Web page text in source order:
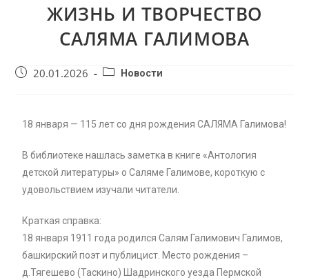
ЖИЗНЬ И ТВОРЧЕСТВО
САЛЯМА ГАЛИМОВА
20.01.2026 Новости
18 января — 115 лет со дня рождения САЛЯМА Галимова!
В библиотеке нашлась заметка в книге «Антология
детской литературы» о Саляме Галимове, короткую с
удовольствием изучали читатели.
Краткая справка:
18 января 1911 года родился Салям Галимович Галимов,
башкирский поэт и публицист. Место рождения –
д.Тягешево (Таскино) Шадринского уезда Пермской